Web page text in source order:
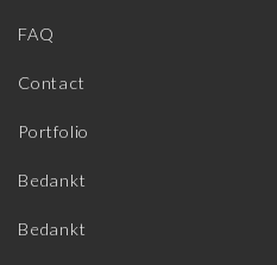
FAQ
Contact
Portfolio
Bedankt
Bedankt